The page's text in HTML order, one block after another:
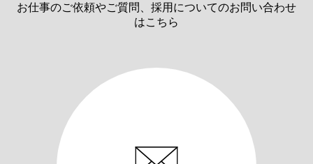
お仕事のご依頼やご質問、採用についてのお問い合わせ
はこちら